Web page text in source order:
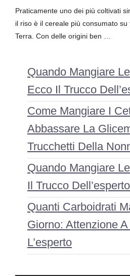
Praticamente uno dei più coltivati
il riso è il cereale più consumato su
Terra. Con delle origini ben …
Quando Mangiare
Ecco Il Trucco
Come Mangiare I
Abbassare La
Trucchetti Della
Quando Mangiare
Il Trucco Dell’esperto
Quanti Carboidrati
Giorno: Attenzione
L’esperto